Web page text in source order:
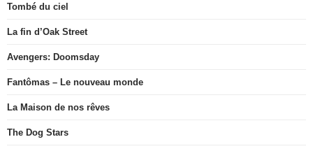
Tombé du ciel
La fin d’Oak Street
Avengers: Doomsday
Fantômas – Le nouveau monde
La Maison de nos rêves
The Dog Stars